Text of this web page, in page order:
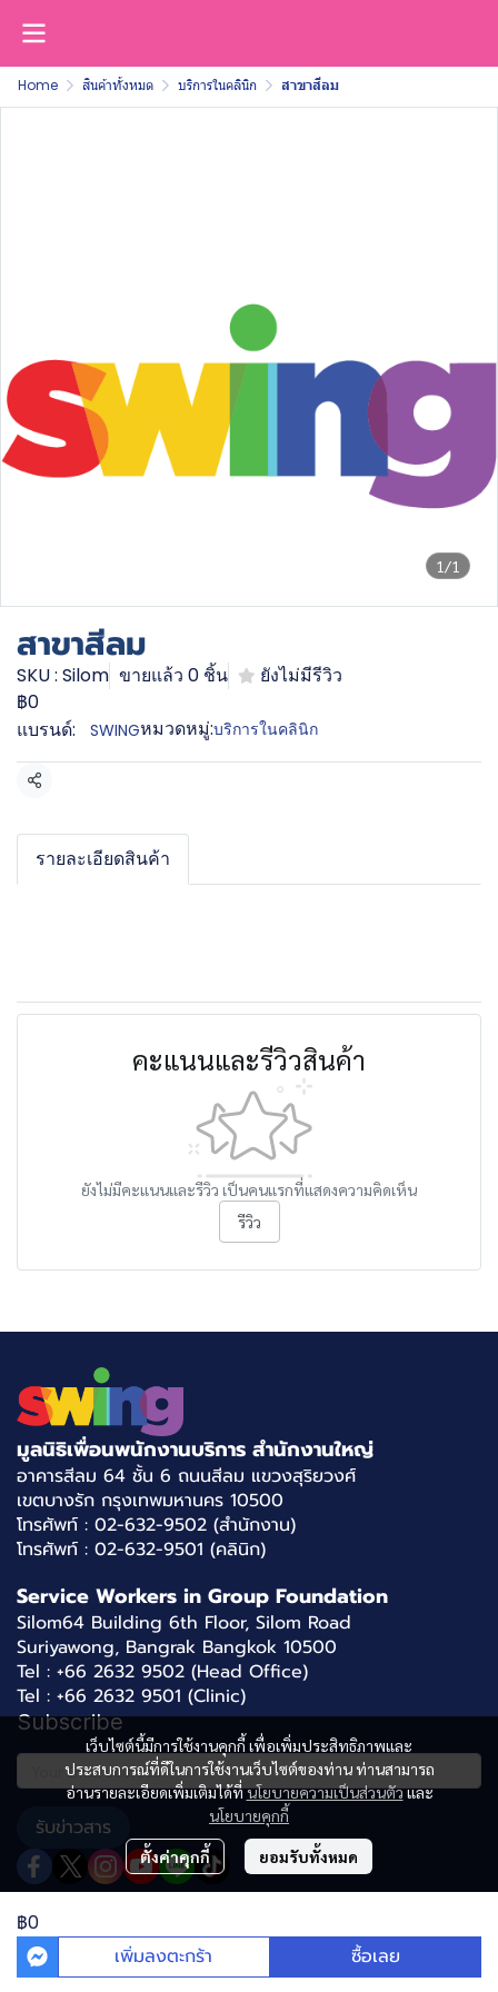
Home สินค้าทั้งหมด บริการในคลินิก สาขาสีลม
1/1
สาขาสีลม
SKU : Silom ขายแล้ว 0 ชิ้น
ยังไม่มีรีวิว
฿0
แบรนด์:
SWINGหมวดหมู่:บริการในคลินิก
แชร์
รายละเอียดสินค้า
คะแนนและรีวิวสินค้า
ยังไม่มีคะแนนและรีวิว เป็นคนแรกที่แสดงความคิดเห็น
รีวิว
฿0
เพิ่มลงตะกร้า ซื้อเลย
เว็บไซต์นี้มีการใช้งานคุกกี้ เพื่อเพิ่มประสิทธิภาพและ
ประสบการณ์ที่ดีในการใช้งานเว็บไซต์ของท่าน ท่านสามารถ
อ่านรายละเอียดเพิ่มเติมได้ที่นโยบายความเป็นส่วนตัวและ
นโยบายคุกกี้
ตั้งค่าคุกกี้ ยอมรับทั้งหมด
มูลนิธิเพื่อนพนักงานบริการ สำนักงานใหญ่
อาคารสีลม 64 ชั้น 6 ถนนสีลม แขวงสุริยวงศ์
เขตบางรัก กรุงเทพมหานคร 10500
โทรศัพท์ : 02-632-9502 (สำนักงาน)
โทรศัพท์ : 02-632-9501 (คลินิก)
Service Workers in Group Foundation
Silom64 Building 6th Floor, Silom Road
Suriyawong, Bangrak Bangkok 10500
Tel : +66 2632 9502 (Head Office)
Tel : +66 2632 9501 (Clinic)
Subscribe
รับข่าวสาร
2024 SWINGTHAILAND
ผู้เข้าชมวันนี้